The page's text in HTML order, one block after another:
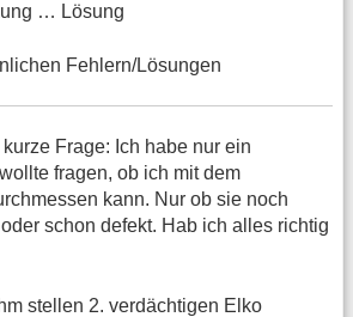
… Lösung
Fehlern/Lösungen
Frage: Ich habe nur ein
fragen, ob ich mit dem
kann. Nur ob sie noch
schon defekt. Hab ich alles richtig
stellen 2. verdächtigen Elko